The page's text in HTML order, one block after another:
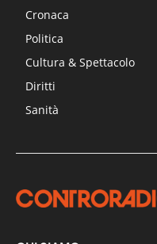
Cronaca
Politica
Cultura & Spettacolo
Diritti
Sanità